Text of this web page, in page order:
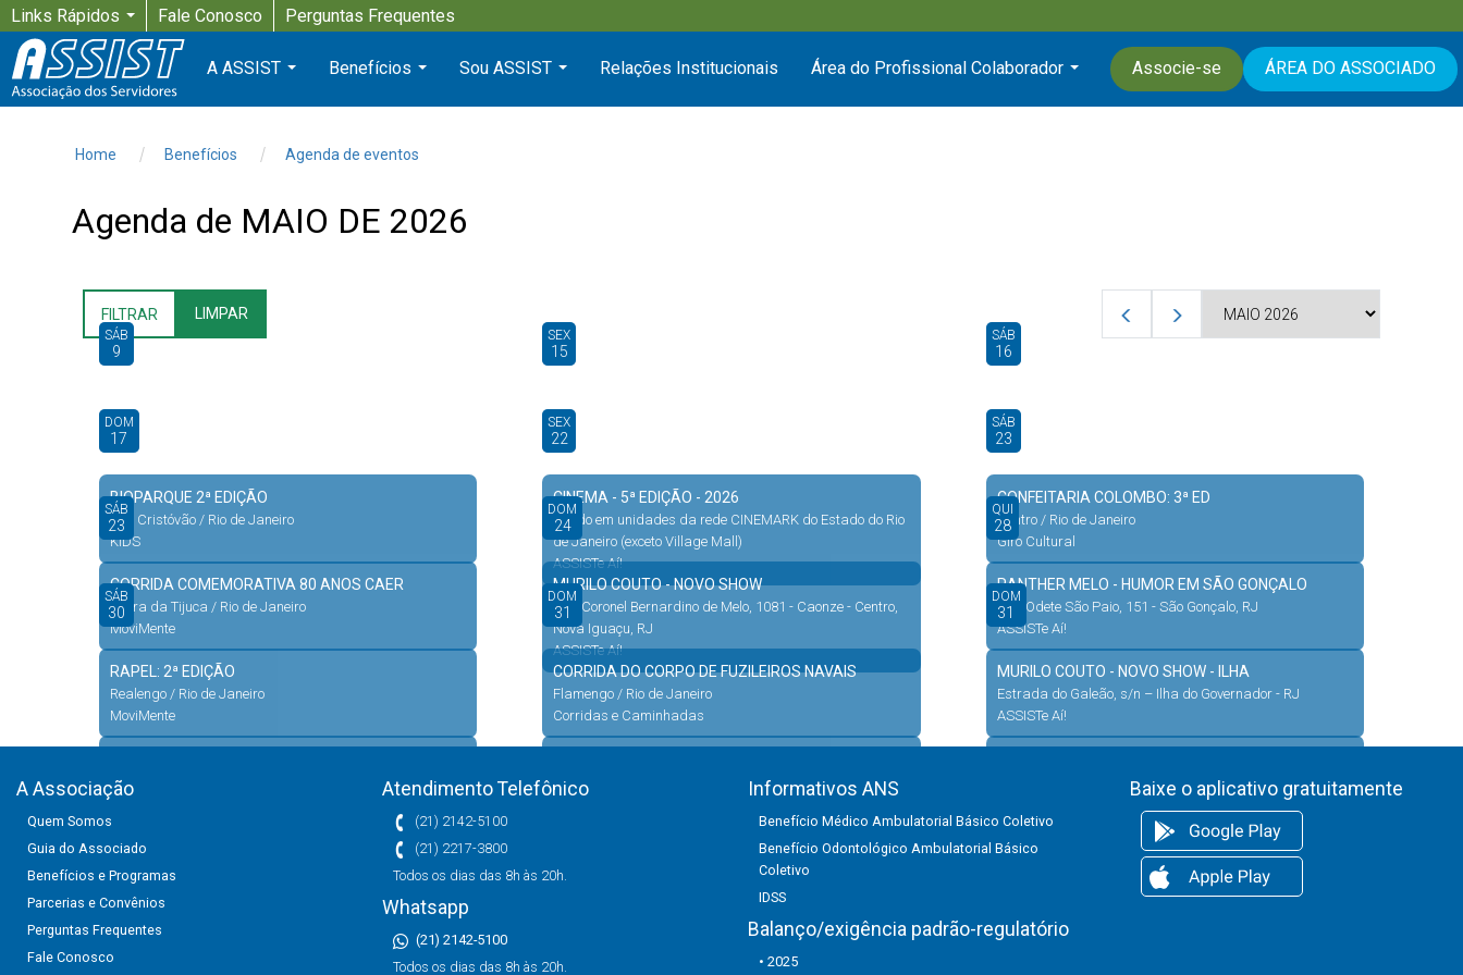
Links Rápidos
...
Fale Conosco Perguntas Frequentes
A ASSIST Benefícios Sou ASSIST Relações Institucionais Área do Profissional Colaborador Associe-se ÁREA DO ASSOCIADO
Home Benefícios Agenda de eventos
Agenda de MAIO DE 2026
FILTRAR LIMPAR
SÁB
9
BIOPARQUE 2ª EDIÇÃO
São Cristóvão / Rio de Janeiro
KIDS
SEX
15
CINEMA - 5ª EDIÇÃO - 2026
Válido em unidades da rede CINEMARK do Estado do Rio
de Janeiro (exceto Village Mall)
ASSISTe Aí!
SÁB
16
CONFEITARIA COLOMBO: 3ª ED
Centro / Rio de Janeiro
Giro Cultural
DOM
17
CORRIDA COMEMORATIVA 80 ANOS CAER
Barra da Tijuca / Rio de Janeiro
MoviMente
SEX
22
MURILO COUTO - NOVO SHOW
Rua Coronel Bernardino de Melo, 1081 - Caonze - Centro,
Nova Iguaçu, RJ
ASSISTe Aí!
SÁB
23
RANTHER MELO - HUMOR EM SÃO GONÇALO
Rua Odete São Paio, 151 - São Gonçalo, RJ
ASSISTe Aí!
SÁB
23
RAPEL: 2ª EDIÇÃO
Realengo / Rio de Janeiro
MoviMente
DOM
24
CORRIDA DO CORPO DE FUZILEIROS NAVAIS
Flamengo / Rio de Janeiro
Corridas e Caminhadas
QUI
28
MURILO COUTO - NOVO SHOW - ILHA
Estrada do Galeão, s/n – Ilha do Governador - RJ
ASSISTe Aí!
SÁB
30
Avenida Embaixador Abelardo Bueno, 3401 Barra da
Tijuca - RJ
ASSISTe Aí!
DOM
31
Flamengo / Rio de Janeiro
DOM
31
RUA DA FONSECA, 240 – BANGU - RJ
A Associação
Quem Somos
Guia do Associado
Benefícios e Programas
Parcerias e Convênios
Perguntas Frequentes
Fale Conosco
Atendimento Telefônico
(21) 2142-5100
(21) 2217-3800
Todos os dias das 8h às 20h.
Whatsapp
(21) 2142-5100
Todos os dias das 8h às 20h.
Informativos ANS
Benefício Médico Ambulatorial Básico Coletivo
Benefício Odontológico Ambulatorial Básico
Coletivo
IDSS
Balanço/exigência padrão-regulatório
• 2025
Baixe o aplicativo gratuitamente